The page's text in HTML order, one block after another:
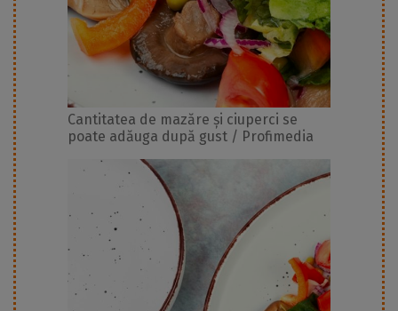
Cantitatea de mazăre și ciuperci se
poate adăuga după gust / Profimedia